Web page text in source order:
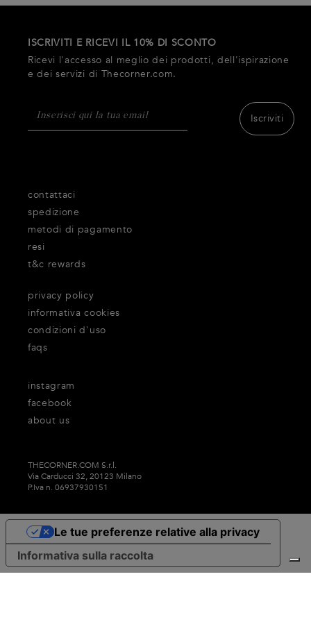
ISCRIVITI E RICEVI IL 10% DI SCONTO
Ricevi l'accesso al meglio dei prodotti, dell'ispirazione
e dei servizi di Thecorner.com.
Iscriviti
contattaci
spedizione
metodi di pagamento
resi
t&c rewards
privacy policy
informativa cookies
condizioni d'uso
faqs
about us
instagram
facebook
THECORNER.COM S.r.l.
Via Carducci 32, 20123 Milano
P.Iva n. 06937930151
Informativa sulla raccolta
Le tue preferenze relative alla privacy